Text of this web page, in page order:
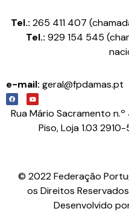
Tel.: 265 411 407
Tel.: 929 154 545
e-mail: geral@fpdamas.pt
Rua Mário Sacramento
Piso, Loja 1.03
© 2022 Federação
os Direitos
Desenvolvido